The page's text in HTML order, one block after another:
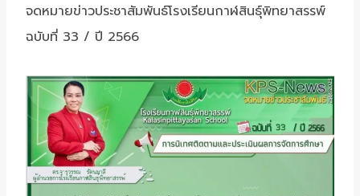
จดหมายข่าวประชาสัมพันธ์โรงเรียนกาฬสินธุ์พิทยาสรรพ์
ฉบับที่ 33 / ปี 2566